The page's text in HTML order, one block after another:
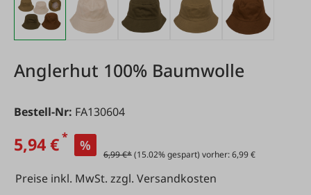
Anglerhut 100% Baumwolle
Bestell-Nr: FA130604
5,94 €* %
6,99 €*(15.02% gespart) vorher: 6,99 €
Preise inkl. MwSt. zzgl. Versandkosten